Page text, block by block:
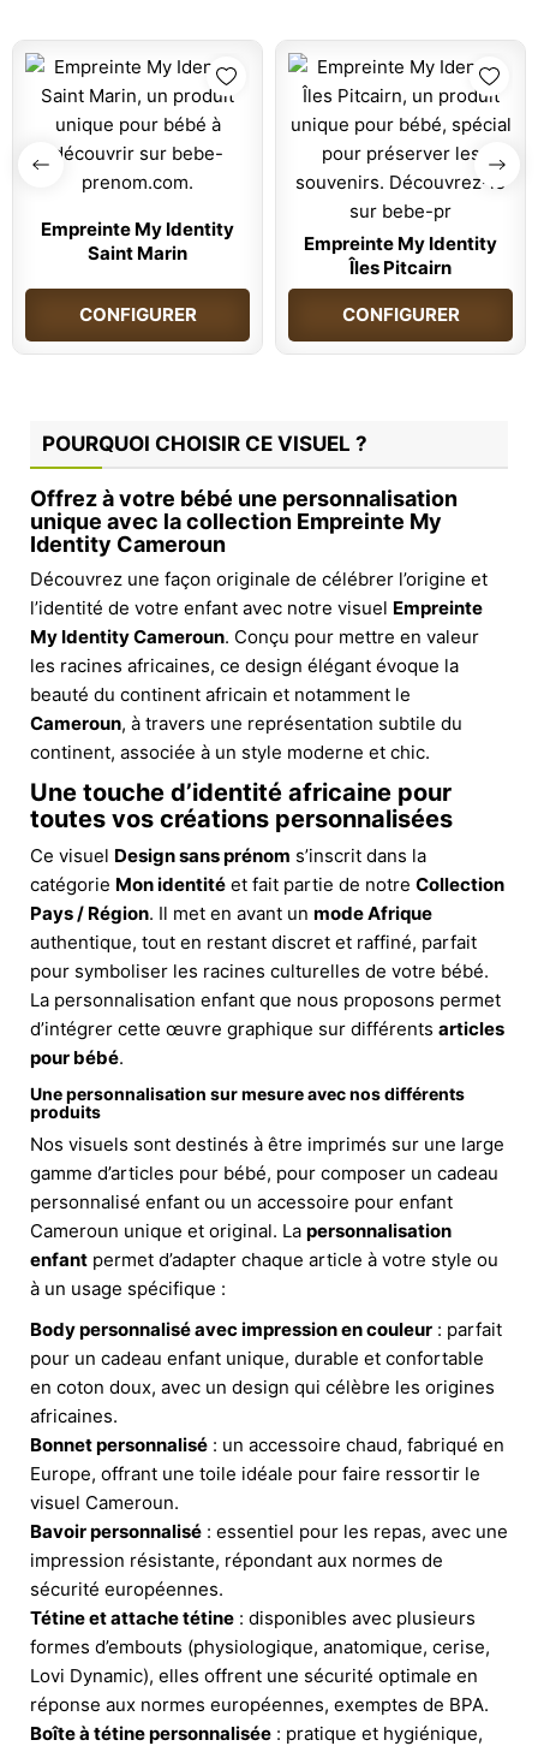
Empreinte My Identity
Saint Marin
CONFIGURER
Empreinte My Identity
Îles Pitcairn
CONFIGURER
POURQUOI CHOISIR CE VISUEL ?
Offrez à votre bébé une personnalisation
unique avec la collection Empreinte My
Identity Cameroun
Découvrez une façon originale de célébrer l’origine et
l’identité de votre enfant avec notre visuel Empreinte
My Identity Cameroun. Conçu pour mettre en valeur
les racines africaines, ce design élégant évoque la
beauté du continent africain et notamment le
Cameroun, à travers une représentation subtile du
continent, associée à un style moderne et chic.
Une touche d’identité africaine pour
toutes vos créations personnalisées
Ce visuel Design sans prénom s’inscrit dans la
catégorie Mon identité et fait partie de notre Collection
Pays / Région. Il met en avant un mode Afrique
authentique, tout en restant discret et raffiné, parfait
pour symboliser les racines culturelles de votre bébé.
La personnalisation enfant que nous proposons permet
d’intégrer cette œuvre graphique sur différents articles
pour bébé.
Une personnalisation sur mesure avec nos différents
produits
Nos visuels sont destinés à être imprimés sur une large
gamme d’articles pour bébé, pour composer un cadeau
personnalisé enfant ou un accessoire pour enfant
Cameroun unique et original. La personnalisation
enfant permet d’adapter chaque article à votre style ou
à un usage spécifique :
Body personnalisé avec impression en couleur : parfait
pour un cadeau enfant unique, durable et confortable
en coton doux, avec un design qui célèbre les origines
africaines.
Bonnet personnalisé : un accessoire chaud, fabriqué en
Europe, offrant une toile idéale pour faire ressortir le
visuel Cameroun.
Bavoir personnalisé : essentiel pour les repas, avec une
impression résistante, répondant aux normes de
sécurité européennes.
Tétine et attache tétine : disponibles avec plusieurs
formes d’embouts (physiologique, anatomique, cerise,
Lovi Dynamic), elles offrent une sécurité optimale en
réponse aux normes européennes, exemptes de BPA.
Boîte à tétine personnalisée : pratique et hygiénique,